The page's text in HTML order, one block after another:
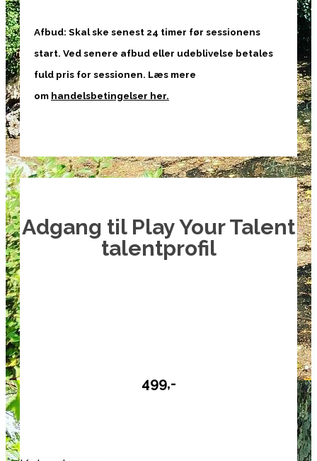
Afbud: Skal ske senest 24 timer før sessionens
start. Ved senere afbud eller udeblivelse betales
fuld pris for sessionen. Læs mere
om handelsbetingelser her.
Adgang til PlayYour Talent
talentprofil
499,-